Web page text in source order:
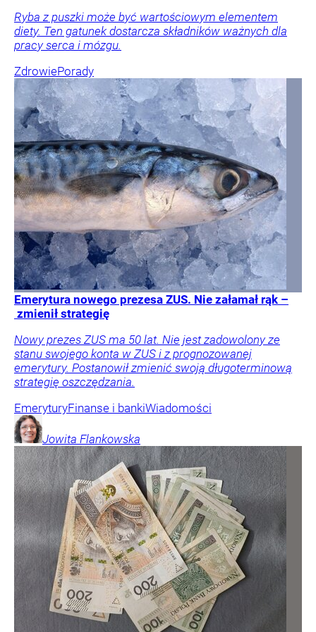
Ryba z puszki może być wartościowym elementem
diety. Ten gatunek dostarcza składników ważnych dla
pracy serca i mózgu.
ZdrowiePorady
Emerytura nowego prezesa ZUS. Nie załamał rąk –
zmienił strategię
Nowy prezes ZUS ma 50 lat. Nie jest zadowolony ze
stanu swojego konta w ZUS i z prognozowanej
emerytury. Postanowił zmienić swoją długoterminową
strategię oszczędzania.
EmeryturyFinanse i bankiWiadomości
Jowita Flankowska